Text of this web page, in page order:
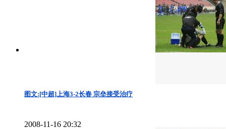
图文:[中超]上海3-2长春 宗垒接受治疗
2008-11-16 20:32